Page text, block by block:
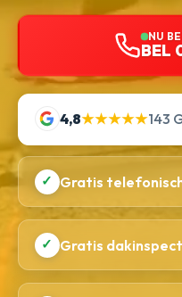
NU
BEL
4,8★★★★★143
✓ Gratis
✓ Gratis